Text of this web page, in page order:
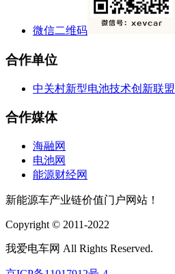
微信二维码
合作单位
中关村新型电池技术创新联盟
合作媒体
海融网
电池网
能源财经网
新能源车产业链价值门户网站！
Copyright © 2011-2022
我爱电车网 All Rights Reserved.